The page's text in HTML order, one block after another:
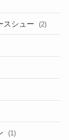
スシュー (2)
(1)